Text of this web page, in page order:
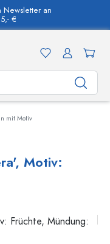
Newsletter an
€
mit Motiv
Motiv: